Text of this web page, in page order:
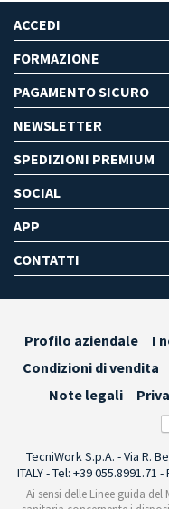
ACCEDI
FORMAZIONE
PAGAMENTO SICURO
NEWSLETTER
SPEDIZIONI PREMIUM
SOCIAL
APP
CONTATTI
Profilo aziendale I
Condizioni di vendita
Note legali
TecniWork S.p.A. - Via R.
ITALY - Tel: +39 055.8991.71
Ai sensi delle Linee guida